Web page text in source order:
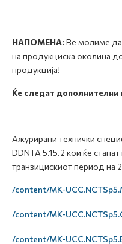
НАПОМЕНА: Ве молиме да
на продукциска околина
продукција!
Ќе следат
Ажурирани технички
DDNTA 5.15.2 кои ќе
транзицискиот период на
/content/MK-
/content/MK-
/content/MK-